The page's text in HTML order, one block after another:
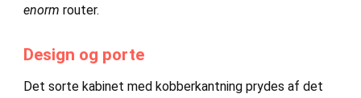
enormrouter.
Design og porte
Det sorte kabinet med kobberkantning prydes af det